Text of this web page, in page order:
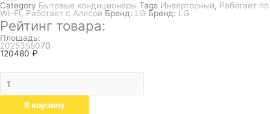
Category Бытовые кондиционеры Tags Инверторный, Работает по
WI-FI, Работает с Алисой Бренд: LG Бренд: LG
Рейтинг товара:
Площадь:
2025355070
120480 ₽
В корзину